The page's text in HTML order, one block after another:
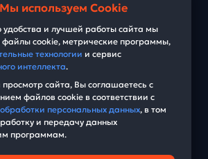
Мы используем Cookie
и лучшей работы сайта мы
файлы cookie, метрические программы,
технологии и сервис
интеллекта.
сайта, Вы соглашаетесь с
файлов cookie в соответствии с
персональных данных, в том
и передачу данных
программам.